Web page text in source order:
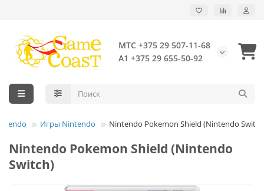
МТС +375 29 507-11-68
А1 +375 29 655-50-92
Игры Nintendo Nintendo Pokemon Shield (Nintendo
Nintendo Pokemon Shield (Nintendo
Switch)